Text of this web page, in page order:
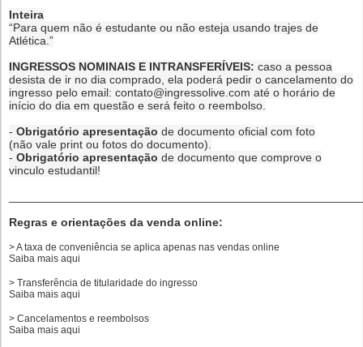
Inteira
“Para quem não é estudante ou não esteja usando trajes de
Atlética.”
INGRESSOS NOMINAIS E INTRANSFERÍVEIS: caso a pessoa
desista de ir no dia comprado, ela poderá pedir o cancelamento do
ingresso pelo email: contato@ingressolive.com até o horário de
início do dia em questão e será feito o reembolso.
- Obrigatório apresentação de documento oficial com foto
(não vale print ou fotos do documento).
- Obrigatório apresentação de documento que comprove o
vinculo estudantil!
Regras e orientações da venda online:
> A taxa de conveniência se aplica apenas nas vendas online
Saiba mais aqui
> Transferência de titularidade do ingresso
Saiba mais aqui
> Cancelamentos e reembolsos
Saiba mais aqui